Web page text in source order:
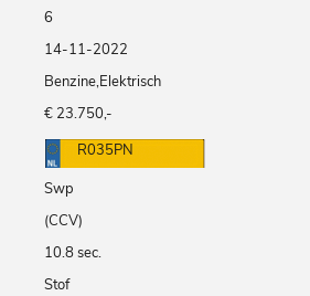
6
14-11-2022
Benzine,Elektrisch
€ 23.750,-
R035PN
Swp
(CCV)
10.8 sec.
Stof